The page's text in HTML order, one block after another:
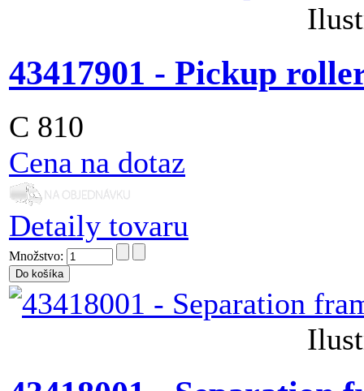
43417901 - Pickup
C 810
Cena na dotaz
Detaily tovaru
Množstvo: